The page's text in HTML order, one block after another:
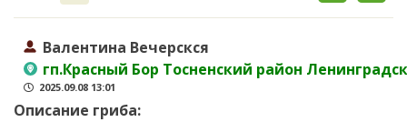
Валентина Вечерскся
гп.Красный Бор Тосненский район
2025.09.08 13:01
Описание гриба: